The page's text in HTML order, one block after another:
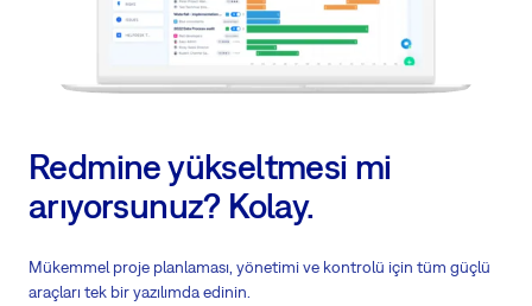
Redmine yükseltmesi mi
arıyorsunuz? Kolay.
Mükemmel proje planlaması, yönetimi ve kontrolü için tüm güçlü
araçları tek bir yazılımda edinin.